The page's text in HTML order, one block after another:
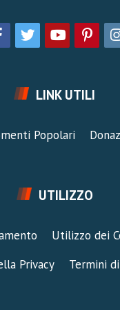
LINK UTILI
Popolari
UTILIZZO
Utilizzo dei
Privacy
Termini